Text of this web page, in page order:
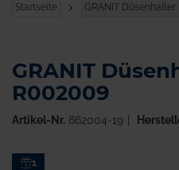
Startseite GRANIT Düsenhalter
Zum1
GRANIT
R002009
Artikel-Nr. 862004-19